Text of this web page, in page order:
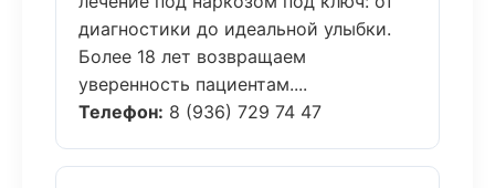
диагностики до идеальной улыбки.
Более 18 лет возвращаем
уверенность пациентам....
Телефон: 8 (936) 729 74 47